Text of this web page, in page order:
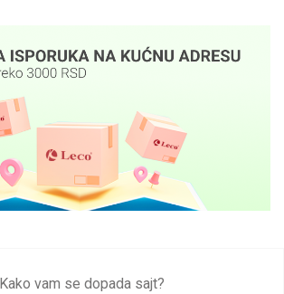
Kako vam se dopada sajt?